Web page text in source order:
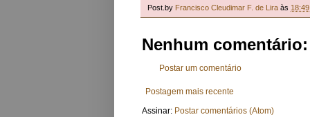
Post.by Francisco Cleudimar F. de Lira às 18:49
Nenhum comentário:
Postar um comentário
Postagem mais recente
Assinar: Postar comentários (Atom)